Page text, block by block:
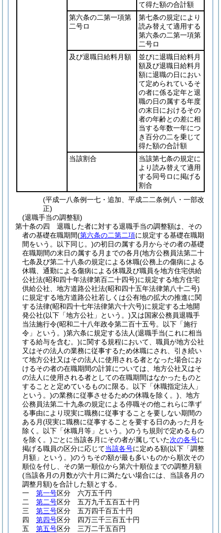
て得た額の合計額
第六条の二第一項第
二号ロ
第七条の規定により
読み替えて適用する
第六条の二第一項第
二号ロ
及び退職日給料月額
並びに退職日給料月
額及び退職日給料月
額に退職の日におい
て定められているそ
の者に係る定年と退
職の日の属する年度
の末日におけるその
者の年齢との差に相
当する年数一年につ
き百分の二を乗じて
得た額の合計額
当該割合
当該第七条の規定に
より読み替えて適用
する同号ロに掲げる
割合
(平成一八条例一七・追加、平成二二条例八・一部改
正)
(退職手当の調整額)
第十条の四
退職した者に対する退職手当の調整額は、その
者の基礎在職期間(第六条の二第二項に規定する基礎在職期
間をいう。以下同じ。)の初日の属する月からその者の基礎
在職期間の末日の属する月までの各月(地方公務員法第二十
七条及び第二十八条の規定による休職(公務上の傷病による
休職、通勤による傷病による休職及び職員を地方住宅供給
公社法(昭和四十年法律第百二十四号)に規定する地方住宅
供給公社、地方道路公社法(昭和四十五年法律第八十二号)
に規定する地方道路公社若しくは公有地の拡大の推進に関
する法律(昭和四十七年法律第六十六号)に規定する土地開
発公社(以下「地方公社」という。)又は国家公務員退職手
当法施行令(昭和二十八年政令第二百十五号。以下「施行
令」という。)第六条に規定する法人(退職手当(これに相当
する給与を含む。)に関する規程において、職員が地方公社
又はその法人の業務に従事するため休職にされ、引き続い
て地方公社又はその法人に使用される者となった場合にお
けるその者の在職期間の計算については、地方公社又はそ
の法人に使用される者としての在職期間はなかったものと
することと定めているものに限る。以下「休職指定法人」
という。)の業務に従事させるための休職を除く。) 、地方
公務員法第二十九条の規定による停職その他これらに準ず
る事由により現実に職務に従事することを要しない期間の
ある月(現実に職務に従事することを要する日のあった月を
除く。以下「休職月等」という。)のうち規則で定めるもの
を除く。)ごとに当該各月にその者が属していた次の各号に
掲げる職員の区分に応じて当該各号に定める額(以下「調整
月額」という。)のうちその額が最も多いものから順次その
順位を付し、その第一順位から第六十順位までの調整月額
(当該各月の月数が六十月に満たない場合には、当該各月の
調整月額)を合計した額とする。
一
第一号区分 六万五千円
二
第二号区分 五万九千五百五十円
三
第三号区分 五万四千百五十円
四
第四号区分 四万三千三百五十円
五
第五号区分 三万二千五百円